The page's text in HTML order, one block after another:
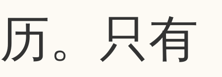
历。只有